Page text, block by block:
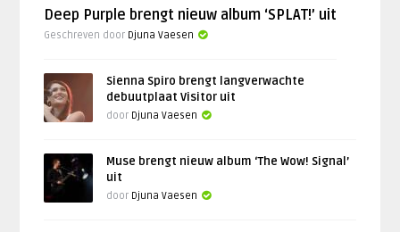
Deep Purple brengt nieuw album ‘SPLAT!’ uit
Geschreven door Djuna Vaesen
Sienna Spiro brengt langverwachte
debuutplaat Visitor uit
door Djuna Vaesen
Muse brengt nieuw album ‘The Wow! Signal’
uit
door Djuna Vaesen